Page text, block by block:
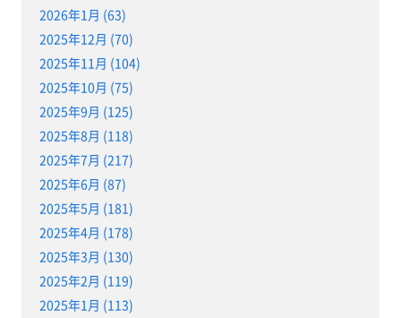
2026年1月 (63)
2025年12月 (70)
2025年11月 (104)
2025年10月 (75)
2025年9月 (125)
2025年8月 (118)
2025年7月 (217)
2025年6月 (87)
2025年5月 (181)
2025年4月 (178)
2025年3月 (130)
2025年2月 (119)
2025年1月 (113)